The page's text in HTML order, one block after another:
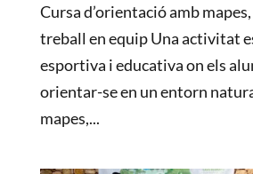
Cursa d’orientació amb
treball en equip Una activitat
esportiva i educativa on els
orientar-se en un entorn
mapes,...